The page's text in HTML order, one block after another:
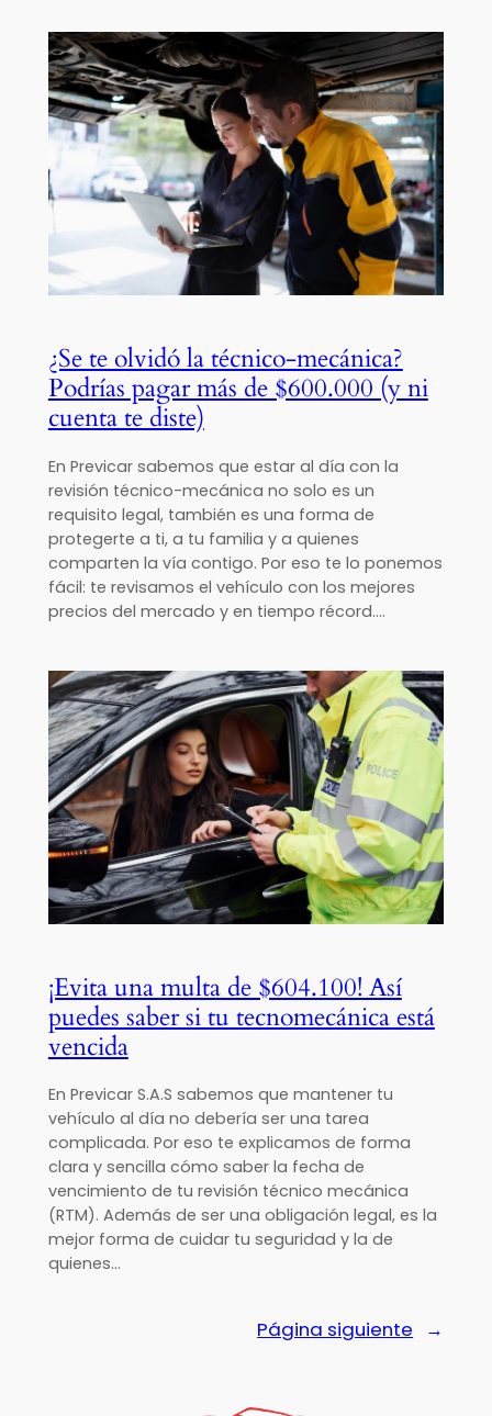
¿Se te olvidó la técnico-mecánica?
Podrías pagar más de $600.000 (y ni
cuenta te diste)
En Previcar sabemos que estar al día con la
revisión técnico-mecánica no solo es un
requisito legal, también es una forma de
protegerte a ti, a tu familia y a quienes
comparten la vía contigo. Por eso te lo ponemos
fácil: te revisamos el vehículo con los mejores
precios del mercado y en tiempo récord.…
¡Evita una multa de $604.100! Así
puedes saber si tu tecnomecánica está
vencida
En Previcar S.A.S sabemos que mantener tu
vehículo al día no debería ser una tarea
complicada. Por eso te explicamos de forma
clara y sencilla cómo saber la fecha de
vencimiento de tu revisión técnico mecánica
(RTM). Además de ser una obligación legal, es la
mejor forma de cuidar tu seguridad y la de
quienes…
Página siguiente →